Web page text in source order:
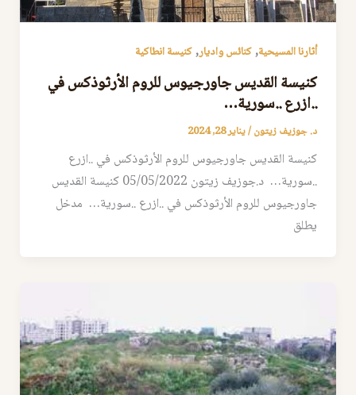
أثارنا المسيحية,كنائس واديار,كنيسة انطاكية
كنيسة القديس جاورجيوس للروم الأرثوذكس في
..ازرع ..سورية…
د. جوزيف زيتون/يناير 28, 2024
كنيسة القديس جاورجيوس للروم الأرثوذكس في ..ازرع
..سورية… د.جوزيف زيتون 05/05/2022 كنيسة القديس
جاورجيوس للروم الأرثوذكس في ..ازرع ..سورية… مدخل
يطلق